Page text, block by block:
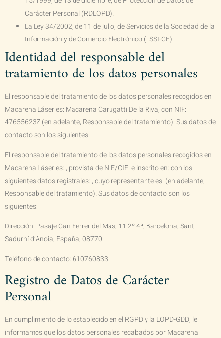
Carácter Personal (RDLOPD).
La Ley 34/2002, de 11 de julio, de Servicios de la Sociedad de la
Información y de Comercio Electrónico (LSSI-CE).
Identidad del responsable del
tratamiento de los datos personales
El responsable del tratamiento de los datos personales recogidos en
Macarena Láseres: Macarena Carugatti De la Riva, con NIF:
47655623Z(en adelante, Responsable del tratamiento). Sus datos de
contacto son los siguientes:
El responsable del tratamiento de los datos personales recogidos en
Macarena Láseres: , provista de NIF/CIF: e inscrito en: con los
siguientes datos registrales: , cuyo representante es: (en adelante,
Responsable del tratamiento). Sus datos de contacto son los
siguientes:
Dirección: Pasaje Can Ferrer del Mas, 11 2º 4ª, Barcelona, Sant
Sadurní d’Anoia, España, 08770
Teléfono de contacto: 610760833
Registro de Datos de Carácter
Personal
En cumplimiento de lo establecido en el RGPD y la LOPD-GDD, le
informamos que los datos personales recabados porMacarena